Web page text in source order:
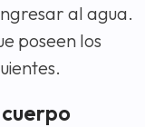
al agua.
poseen los